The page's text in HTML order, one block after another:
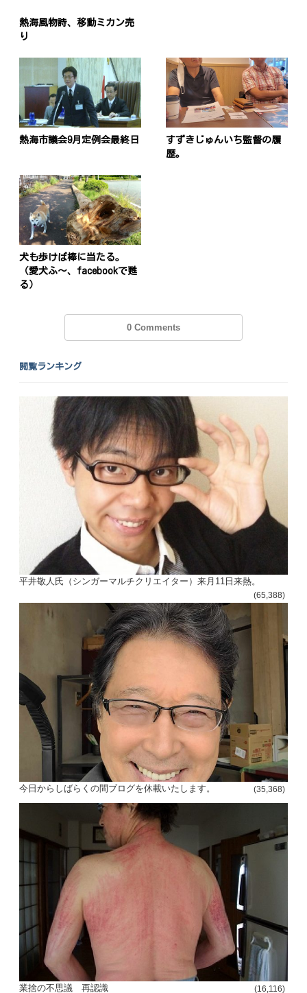
熱海風物詩、移動ミカン売
り
熱海市議会9月定例会最終日
すずきじゅんいち監督の履
歴。
犬も歩けば棒に当たる。
（愛犬ふ〜、facebookで甦
る）
0 Comments
閲覧ランキング
平井敬人氏（シンガーマルチクリエイター）来月11日来熱。
(65,388)
今日からしばらくの間ブログを休載いたします。 (35,368)
業捨の不思議 再認識 (16,116)